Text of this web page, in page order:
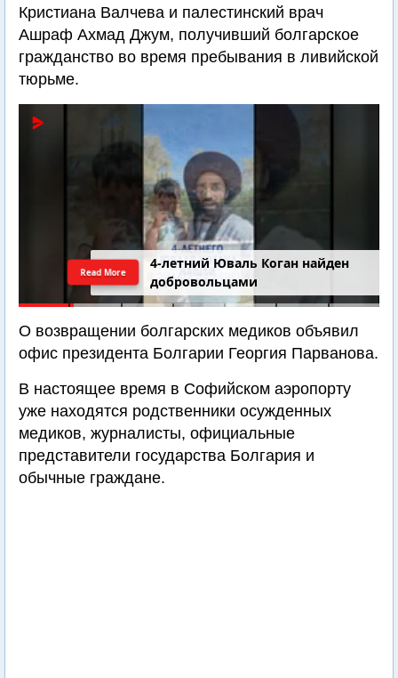
Кристиана Валчева и палестинский врач
Ашраф Ахмад Джум, получивший болгарское
гражданство во время пребывания в ливийской
тюрьме.
4-летний Юваль Коган найден
добровольцами
Read More
О возвращении болгарских медиков объявил
офис президента Болгарии Георгия Парванова.
В настоящее время в Софийском аэропорту
уже находятся родственники осужденных
медиков, журналисты, официальные
представители государства Болгария и
обычные граждане.